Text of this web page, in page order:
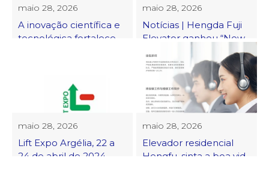
maio 28, 2026
A inovação científica e
tecnológica fortalece
Progresso em Ciência e
Tecnologia da Província
maio 28, 2026
Notícias | Hengda Fuji
Elevator ganhou “New
Global Elevator Brand
Influence Top 10” e
outros prêmios
maio 28, 2026
Lift Expo Argélia, 22 a
24 de abril de 2024
maio 28, 2026
Elevador residencial
Hengfu, sinta a boa vida